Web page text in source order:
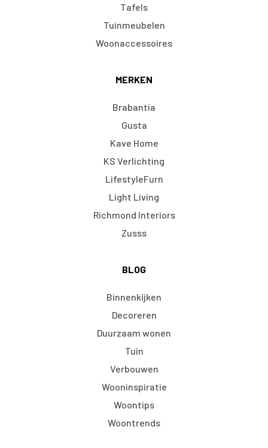
Tafels
Tuinmeubelen
Woonaccessoires
MERKEN
Brabantia
Gusta
Kave Home
KS Verlichting
LifestyleFurn
Light Living
Richmond Interiors
Zusss
BLOG
Binnenkijken
Decoreren
Duurzaam wonen
Tuin
Verbouwen
Wooninspiratie
Woontips
Woontrends